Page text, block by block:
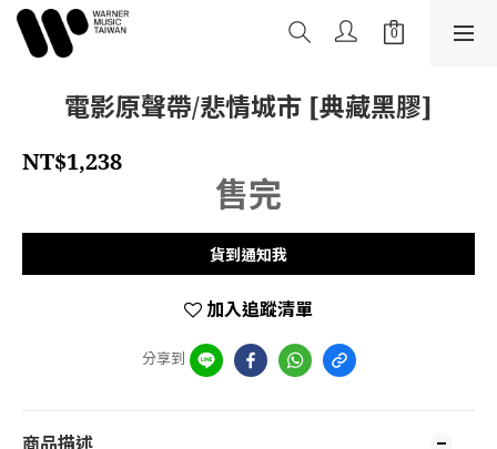
電影原聲帶/悲情城市 [典藏黑膠]
NT$1,238
售完
貨到通知我
加入追蹤清單
分享到
商品描述